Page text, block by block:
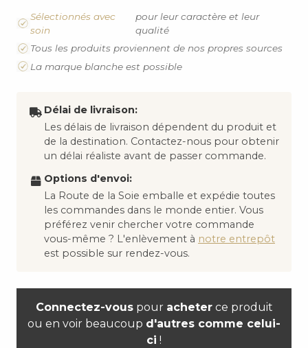
Sélectionnés avec
soin
pour leur caractère et leur
qualité
Tous les produits proviennent de nos propres sources
La marque blanche est possible
Délai de livraison:
Les délais de livraison dépendent du produit et
de la destination. Contactez-nous pour obtenir
un délai réaliste avant de passer commande.
Options d'envoi:
La Route de la Soie emballe et expédie toutes
les commandes dans le monde entier. Vous
préférez venir chercher votre commande
vous-même ? L'enlèvement à notre entrepôt
est possible sur rendez-vous.
Connectez-vouspour acheterce produit
ou en voir beaucoup d'autres comme celui-
ci !